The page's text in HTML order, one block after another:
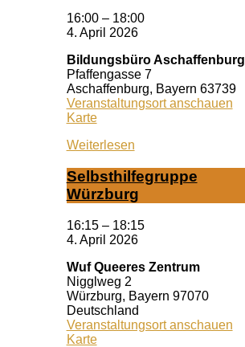
16:00 – 18:00
4. April 2026
Bildungsbüro Aschaffenburg
Pfaffengasse 7
Aschaffenburg, Bayern 63739
Veranstaltungsort anschauen
KarteBildungsbüro
Weiterlesen
Selbst­hil­fe­grup­pe
Würz­burg
16:15 – 18:15
4. April 2026
Wuf Queeres Zentrum
Nigglweg 2
Würzburg, Bayern 97070
Deutschland
Veranstaltungsort anschauen
KarteWuf